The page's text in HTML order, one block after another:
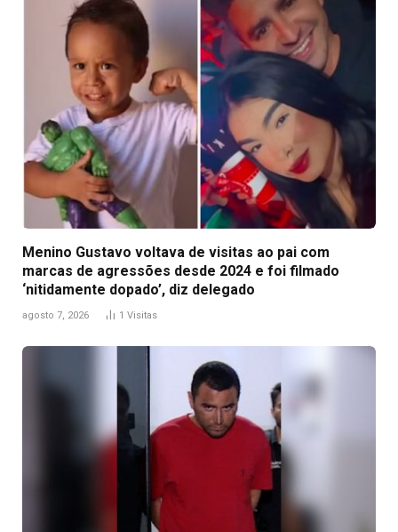
Menino Gustavo voltava de visitas ao pai com
marcas de agressões desde 2024 e foi filmado
‘nitidamente dopado’, diz delegado
agosto 7, 2026 1 Visitas